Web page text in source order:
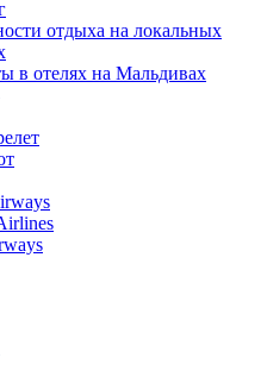
отдыха на локальных
в отелях на Мальдивах